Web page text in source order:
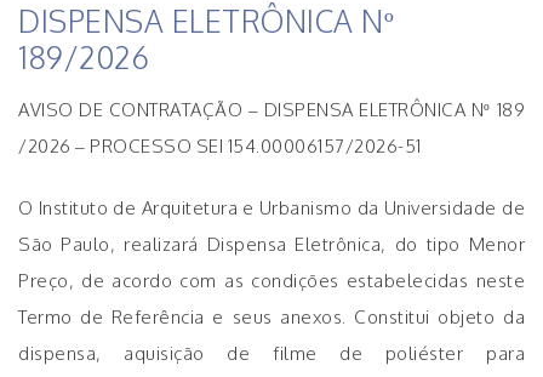
DISPENSA ELETRÔNICA Nº
189/2026
AVISO DE CONTRATAÇÃO – DISPENSA ELETRÔNICA Nº 189
/2026 – PROCESSO SEI 154.00006157/2026-51
O Instituto de Arquitetura e Urbanismo da Universidade de
São Paulo, realizará Dispensa Eletrônica, do tipo Menor
Preço, de acordo com as condições estabelecidas neste
Termo de Referência e seus anexos. Constitui objeto da
dispensa, aquisição de filme de poliéster para